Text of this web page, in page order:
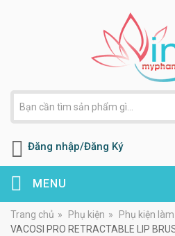
Đăng nhập/Đăng Ký
MENU
Trang chủ » Phụ kiện » Phụ kiện
VACOSI PRO RETRACTABLE LIP